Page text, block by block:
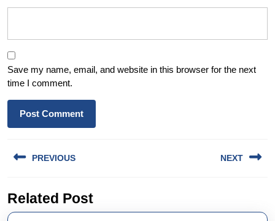
Save my name, email, and website in this browser for the next
time I comment.
navigation
PREVIOUS
post:
NEXT
Related Post